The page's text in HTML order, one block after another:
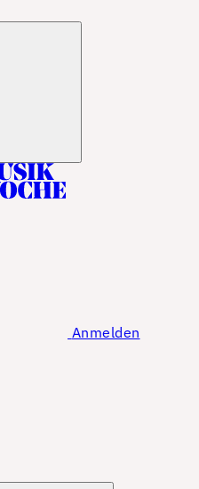
Anmelden